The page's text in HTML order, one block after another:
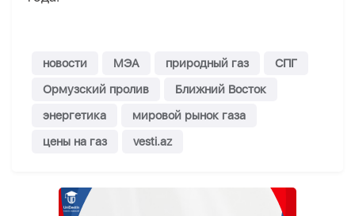
новости МЭА природный газ
СПГ
Ормузский пролив
Ближний Восток
энергетика
мировой рынок газа
цены на газ
vesti.az